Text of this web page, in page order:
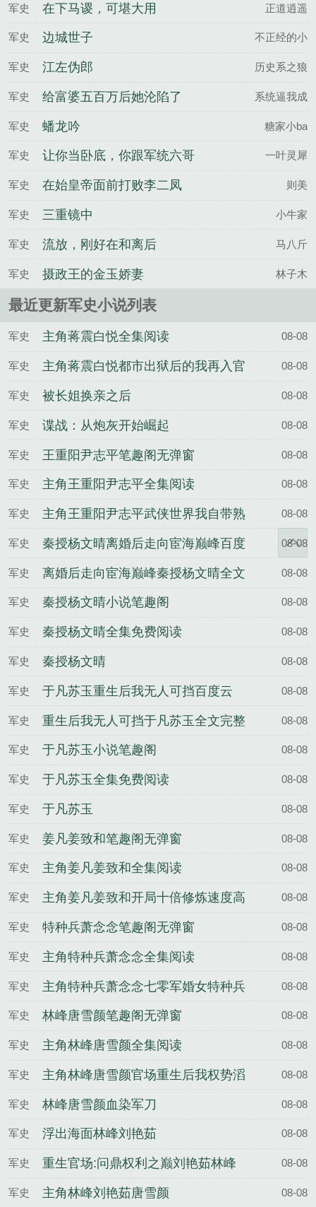
军史 在下马谡，可堪大用 正道逍遥
军史 边城世子 不正经的小
军史 江左伪郎 历史系之狼
军史 给富婆五百万后她沦陷了 系统逼我成
军史 蟠龙吟 糖家小ba
军史
让你当卧底，你跟军统六哥
拜把子
一叶灵犀
军史 在始皇帝面前打败李二凤 则美
军史 三重镜中 小牛家
军史 流放，刚好在和离后 马八斤
军史 摄政王的金玉娇妻 林子木
最近更新军史小说列表
军史 主角蒋震白悦全集阅读 08-08
军史
主角蒋震白悦都市出狱后的我再入官
狱
08-08
军史 被长姐换亲之后 08-08
军史 谍战：从炮灰开始崛起 08-08
军史 王重阳尹志平笔趣阁无弹窗 08-08
军史 主角王重阳尹志平全集阅读 08-08
军史
主角王重阳尹志平武侠世界我自带熟
练度面板
08-08
军史
秦授杨文晴离婚后走向宦海巅峰百度
云
08-08
军史
离婚后走向宦海巅峰秦授杨文晴全文
完整版
08-08
军史 秦授杨文晴小说笔趣阁 08-08
军史 秦授杨文晴全集免费阅读 08-08
军史 秦授杨文晴 08-08
军史 于凡苏玉重生后我无人可挡百度云 08-08
军史
重生后我无人可挡于凡苏玉全文完整
版
08-08
军史 于凡苏玉小说笔趣阁 08-08
军史 于凡苏玉全集免费阅读 08-08
军史 于凡苏玉 08-08
军史 姜凡姜致和笔趣阁无弹窗 08-08
军史 主角姜凡姜致和全集阅读 08-08
军史
主角姜凡姜致和开局十倍修炼速度高
考我已无敌
08-08
军史 特种兵萧念念笔趣阁无弹窗 08-08
军史 主角特种兵萧念念全集阅读 08-08
军史
主角特种兵萧念念七零军婚女特种兵
她能一打十
08-08
军史 林峰唐雪颜笔趣阁无弹窗 08-08
军史 主角林峰唐雪颜全集阅读 08-08
军史
主角林峰唐雪颜官场重生后我权势滔
天
08-08
军史 林峰唐雪颜血染军刀 08-08
军史 浮出海面林峰刘艳茹 08-08
军史 重生官场:问鼎权利之巅刘艳茹林峰 08-08
军史 主角林峰刘艳茹唐雪颜 08-08